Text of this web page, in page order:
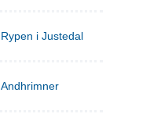
Rypen i Justedal
Andhrimner